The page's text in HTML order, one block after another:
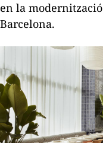
en la
Barcelona.